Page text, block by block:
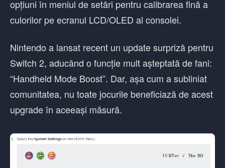
opțiuni în meniul de setări pentru calibrarea fină a
culorilor pe ecranul LCD/OLED al consolei.
Nintendo a lansat recent un update surpriză pentru
Switch 2, aducând o funcție mult așteptată de fani:
“Handheld Mode Boost”. Dar, așa cum a subliniat
comunitatea, nu toate jocurile beneficiază de acest
upgrade în aceeași măsură.